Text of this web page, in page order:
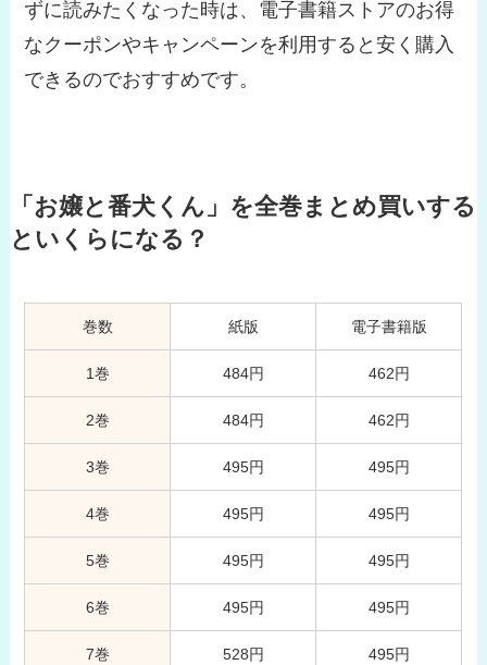
ずに読みたくなった時は、電子書籍ストアのお得
なクーポンやキャンペーンを利用すると安く購入
できるのでおすすめです。
「お嬢と番犬くん」を全巻まとめ買いする
といくらになる？
巻数 紙版 電子書籍版
1巻 484円 462円
2巻 484円 462円
3巻 495円 495円
4巻 495円 495円
5巻 495円 495円
6巻 495円 495円
7巻 528円 495円